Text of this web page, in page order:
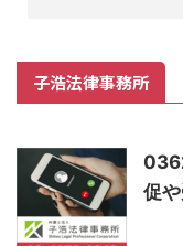
子浩法律事務所
促や